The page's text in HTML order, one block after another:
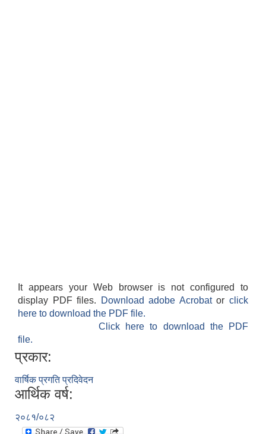
It appears your Web browser is not configured to
display PDF files.
Download adobe Acrobatorclick
here to download the PDF file.
Click here to download the PDF
file.
प्रकार:
वार्षिक प्रगति प्रदिवेदन
आर्थिक वर्ष:
२०८१/०८२